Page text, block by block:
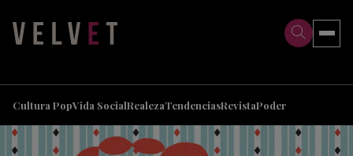
Cultura PopVida SocialRealezaTendenciasRevistaPoder